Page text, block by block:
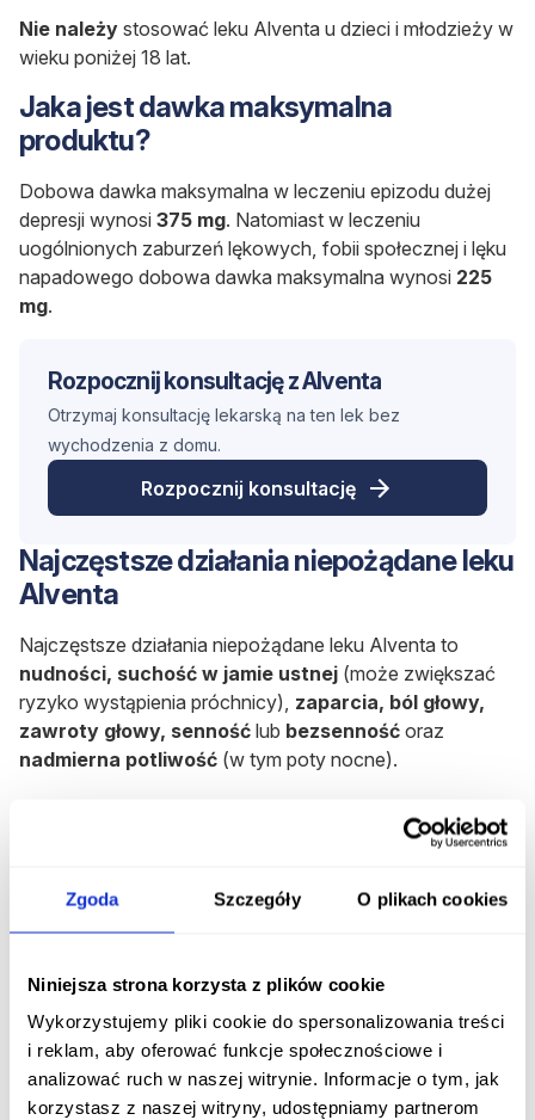
Zgoda Szczegóły O plikach cookies
Niniejsza strona korzysta z plików cookie
Wykorzystujemy pliki cookie do spersonalizowania treści
i reklam, aby oferować funkcje społecznościowe i
analizować ruch w naszej witrynie. Informacje o tym, jak
korzystasz z naszej witryny, udostępniamy partnerom
Nie należy stosować leku Alventa u dzieci i młodzieży w
wieku poniżej 18 lat.
Jaka jest dawka maksymalna
produktu?
Dobowa dawka maksymalna w leczeniu epizodu dużej
depresji wynosi 375 mg. Natomiast w leczeniu
uogólnionych zaburzeń lękowych, fobii społecznej i lęku
napadowego dobowa dawka maksymalna wynosi 225
mg.
Rozpocznij konsultację z Alventa
Otrzymaj konsultację lekarską na ten lek bez
wychodzenia z domu.
Rozpocznij konsultację
Najczęstsze działania niepożądane leku
Alventa
Najczęstsze działania niepożądane leku Alventa to
nudności, suchość w jamie ustnej (może zwiększać
ryzyko wystąpienia próchnicy), zaparcia, ból głowy,
zawroty głowy, senność lub bezsenność oraz
nadmierna potliwość (w tym poty nocne).
apetytu, splątanie, depersonalizacja, nietypowe sny,
pobudzenie, drżenie, zaburzenia czucia, nieprawidłowe
akcja serca,nadciśnienie tętnicze, uderzenia gorąca,
świąd, zwiększone napięcie mięśni, zaburzenia smaku,
zaburzenia oddawania moczu
przerywane oddawanie moczu, zatrzymanie moczu lub